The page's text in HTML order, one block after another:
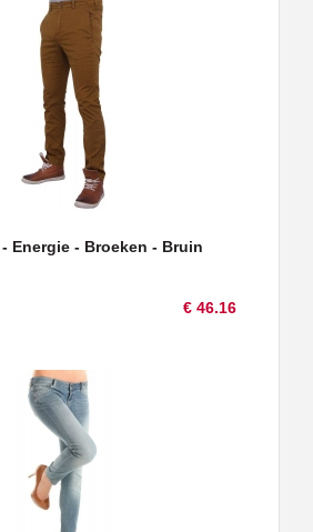
Energie - Broeken - Bruin
€ 46.16